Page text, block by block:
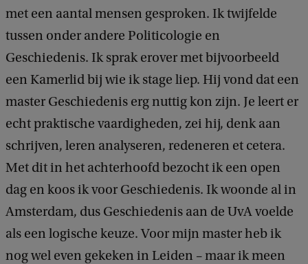
met een aantal mensen gesproken. Ik twijfelde
tussen onder andere Politicologie en
Geschiedenis. Ik sprak erover met bijvoorbeeld
een Kamerlid bij wie ik stage liep. Hij vond dat een
master Geschiedenis erg nuttig kon zijn. Je leert er
echt praktische vaardigheden, zei hij, denk aan
schrijven, leren analyseren, redeneren et cetera.
Met dit in het achterhoofd bezocht ik een open
dag en koos ik voor Geschiedenis. Ik woonde al in
Amsterdam, dus Geschiedenis aan de UvA voelde
als een logische keuze. Voor mijn master heb ik
nog wel even gekeken in Leiden – maar ik meen